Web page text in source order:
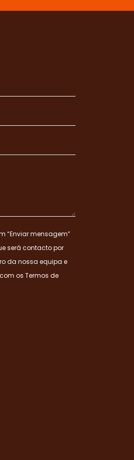
“Enviar mensagem”
será contacto por
da nossa equipa e
os Termos de